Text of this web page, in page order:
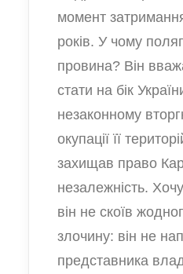
момент
років. У чому
провина? Він
стати на бік
незаконному
окупації її
захищав право
незалежність.
він не скоїв
злочину: він не
представника